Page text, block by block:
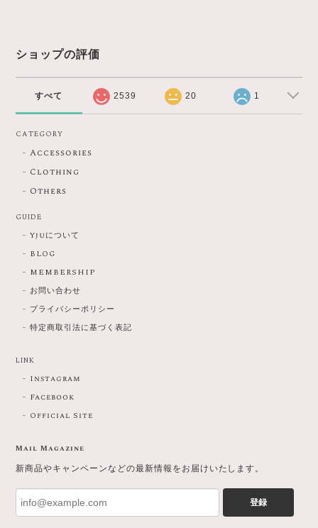
ショップの評価
すべて 2539 20 1
CATEGORY
Accessories
Clothing
Others
GUIDE
Yjuについて
BLOG
MEMBERSHIP
お問い合わせ
プライバシーポリシー
特定商取引法に基づく表記
LINK
Instagram
Facebook
Official Site
Mail Magazine
新商品やキャンペーンなどの最新情報をお届けいたします。
登録